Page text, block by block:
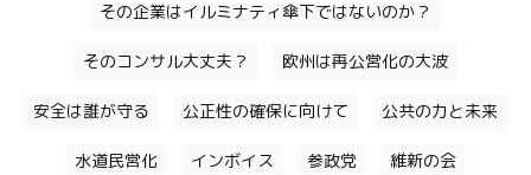
その企業はイルミナティ傘下ではないのか？
そのコンサル大丈夫？ 欧州は再公営化の大波
安全は誰が守る 公正性の確保に向けて 公共の力と未来
水道民営化 インボイス 参政党 維新の会